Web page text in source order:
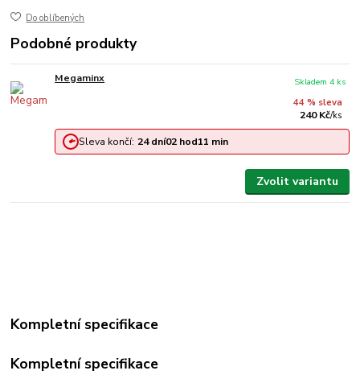
Do oblíbených
Podobné produkty
Megaminx
44 % sleva
240 Kč/ks
Skladem 4 ks
Sleva končí: 24 dní02 hod11 min
Zvolit variantu
Kompletní specifikace
Kompletní specifikace